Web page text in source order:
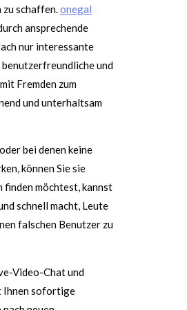
zu schaffen.onegal
ansprechende
nur interessante
benutzerfreundliche und
Fremden zum
und unterhaltsam
bei denen keine
können Sie sie
finden möchtest, kannst
schnell macht, Leute
falschen Benutzer zu
Video-Chat und
Ihnen sofortige